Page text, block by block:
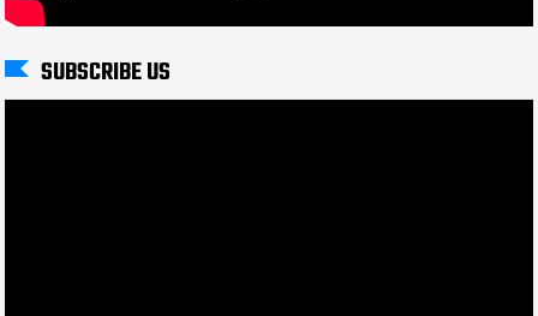
SUBSCRIBE US